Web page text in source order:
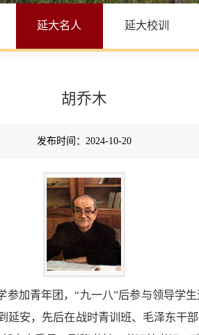
延大名人 延大校训
胡乔木
发布时间：2024-10-20
加青年团，“九一八”后参与领导学
安，先后在战时青训班、毛泽东干